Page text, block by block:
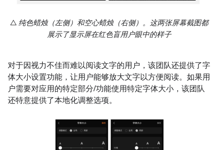
△ 纯色蜡烛（左侧）和空心蜡烛（右侧）。这两张屏幕截图都
展示了显示屏在红色盲用户眼中的样子
对于因视力不佳而难以阅读文字的用户，该团队还提供了字
体大小设置功能，让用户能够放大文字以方便阅读。如果用
户需要对应用的特定部分/功能使用特定字体大小，该团队
还特意提供了本地化调整选项。